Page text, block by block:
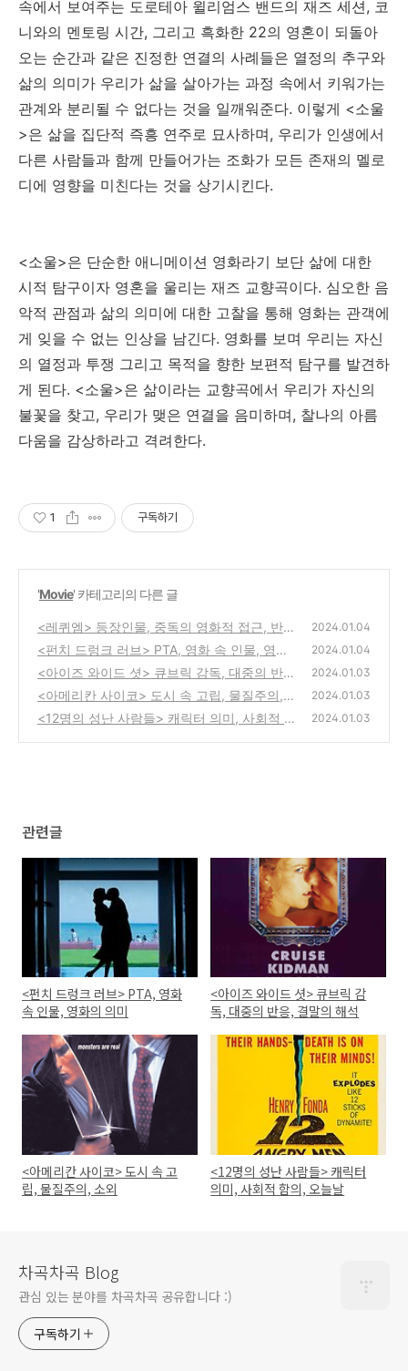
속에서 보여주는 도로테아 윌리엄스 밴드의 재즈 세션, 코
니와의 멘토링 시간, 그리고 흑화한 22의 영혼이 되돌아
오는 순간과 같은 진정한 연결의 사례들은 열정의 추구와
삶의 의미가 우리가 삶을 살아가는 과정 속에서 키워가는
관계와 분리될 수 없다는 것을 일깨워준다. 이렇게 <소울
>은 삶을 집단적 즉흥 연주로 묘사하며, 우리가 인생에서
다른 사람들과 함께 만들어가는 조화가 모든 존재의 멜로
디에 영향을 미친다는 것을 상기시킨다.
<소울>은 단순한 애니메이션 영화라기 보단 삶에 대한
시적 탐구이자 영혼을 울리는 재즈 교향곡이다. 심오한 음
악적 관점과 삶의 의미에 대한 고찰을 통해 영화는 관객에
게 잊을 수 없는 인상을 남긴다. 영화를 보며 우리는 자신
의 열정과 투쟁 그리고 목적을 향한 보편적 탐구를 발견하
게 된다. <소울>은 삶이라는 교향곡에서 우리가 자신의
불꽃을 찾고, 우리가 맺은 연결을 음미하며, 찰나의 아름
다움을 감상하라고 격려한다.
1 구독하기
'Movie' 카테고리의 다른 글
<레퀴엠> 등장인물, 중독의 영화적 접근, 반응
과 영향
(0)
2024.01.04
<펀치 드렁크 러브> PTA, 영화 속 인물, 영화
의 의미
(0)
2024.01.04
<아이즈 와이드 셧> 큐브릭 감독, 대중의 반
응, 결말의 해석
(0)
2024.01.03
<아메리칸 사이코> 도시 속 고립, 물질주의,
소외
(0)
2024.01.03
<12명의 성난 사람들> 캐릭터 의미, 사회적 함
2024.01.03
관련글
<펀치 드렁크 러브> PTA, 영화
속 인물, 영화의 의미
<아이즈 와이드 셧> 큐브릭 감
독, 대중의 반응, 결말의 해석
<아메리칸 사이코> 도시 속 고
립, 물질주의, 소외
<12명의 성난 사람들> 캐릭터
의미, 사회적 함의, 오늘날
차곡차곡 Blog
관심 있는 분야를 차곡차곡 공유합니다 :)
구독하기